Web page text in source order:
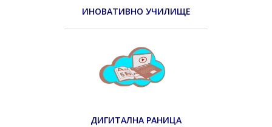
ИНОВАТИВНО УЧИЛИЩЕ
ДИГИТАЛНА РАНИЦА